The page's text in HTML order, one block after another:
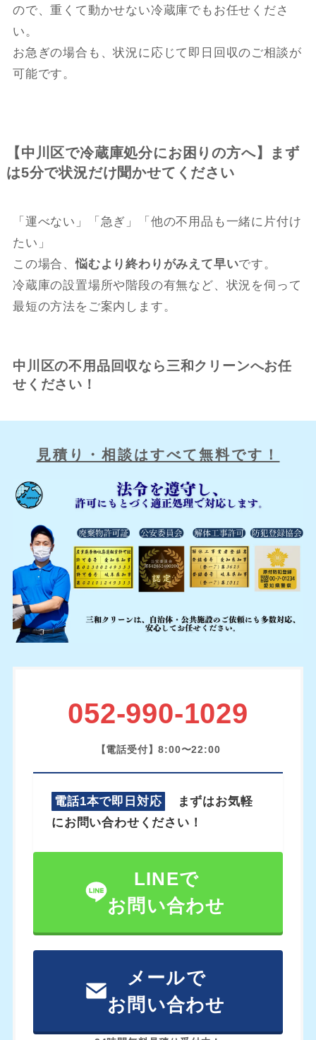
ので、重くて動かせない冷蔵庫でもお任せくださ
い。
お急ぎの場合も、状況に応じて即日回収のご相談が
可能です。
【中川区で冷蔵庫処分にお困りの方へ】まず
は5分で状況だけ聞かせてください
「運べない」「急ぎ」「他の不用品も一緒に片付け
たい」
この場合、悩むより終わりがみえて早いです。
冷蔵庫の設置場所や階段の有無など、状況を伺って
最短の方法をご案内します。
中川区の不用品回収なら三和クリーンへお任
せください！
見積り・相談はすべて無料です！
052-990-1029
【電話受付】8:00〜22:00
電話1本で即日対応
まずはお気軽
にお問い合わせください！
LINEで
お問い合わせ
メールで
お問い合わせ